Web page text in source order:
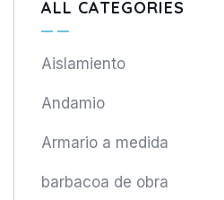
ALL CATEGORIES
Aislamiento
Andamio
Armario a medida
barbacoa de obra